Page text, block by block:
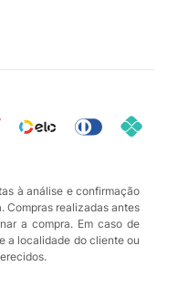
à análise e confirmação
Compras realizadas antes
a compra. Em caso de
a localidade do cliente ou